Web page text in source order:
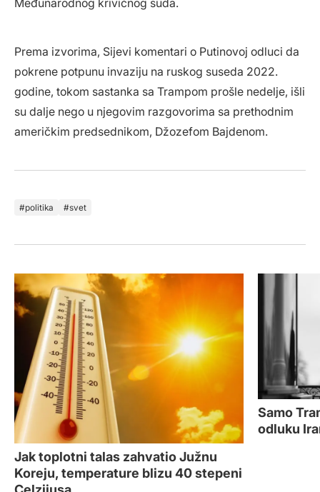
Međunarodnog krivičnog suda.
Prema izvorima, Sijevi komentari o Putinovoj odluci da
pokrene potpunu invaziju na ruskog suseda 2022.
godine, tokom sastanka sa Trampom prošle nedelje, išli
su dalje nego u njegovim razgovorima sa prethodnim
američkim predsednikom, Džozefom Bajdenom.
politika svet
Jak toplotni talas zahvatio Južnu
Koreju, temperature blizu 40 stepeni
Samo
odluku